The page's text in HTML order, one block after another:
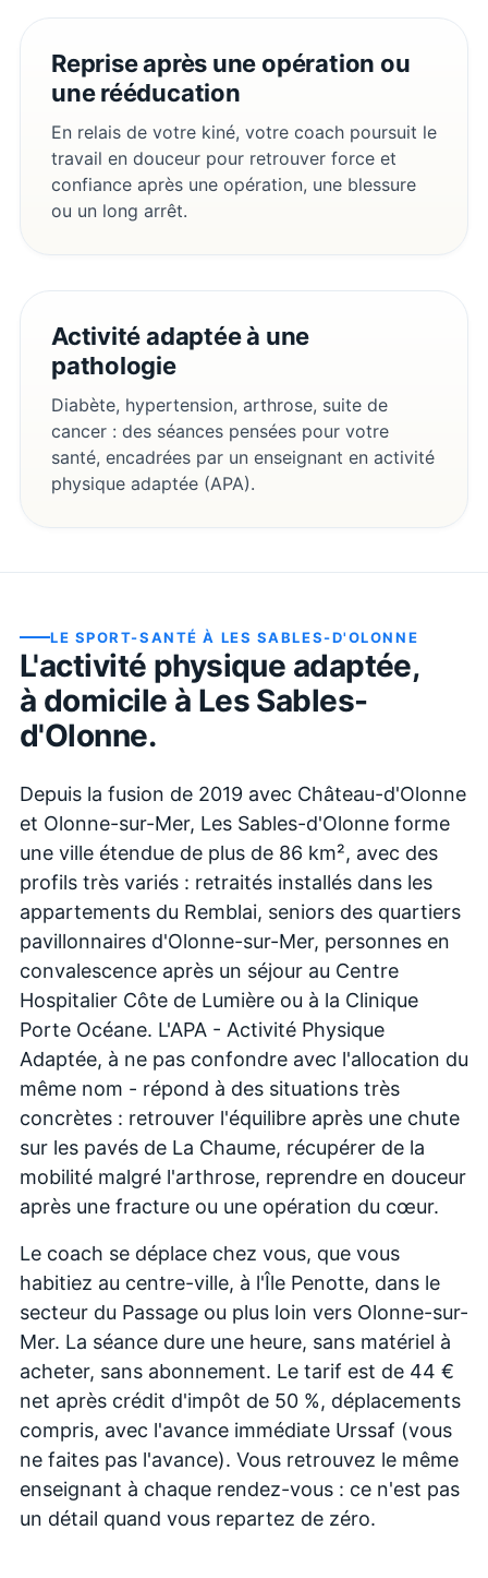
Reprise après une opération ou
une rééducation
En relais de votre kiné, votre coach poursuit le
travail en douceur pour retrouver force et
confiance après une opération, une blessure
ou un long arrêt.
Activité adaptée à une
pathologie
Diabète, hypertension, arthrose, suite de
cancer : des séances pensées pour votre
santé, encadrées par un enseignant en activité
physique adaptée (APA).
LE SPORT-SANTÉ À LES SABLES-D'OLONNE
L'activité physique adaptée,
à domicile à Les Sables-
d'Olonne.
Depuis la fusion de 2019 avec Château-d'Olonne
et Olonne-sur-Mer, Les Sables-d'Olonne forme
une ville étendue de plus de 86 km², avec des
profils très variés : retraités installés dans les
appartements du Remblai, seniors des quartiers
pavillonnaires d'Olonne-sur-Mer, personnes en
convalescence après un séjour au Centre
Hospitalier Côte de Lumière ou à la Clinique
Porte Océane. L'APA - Activité Physique
Adaptée, à ne pas confondre avec l'allocation du
même nom - répond à des situations très
concrètes : retrouver l'équilibre après une chute
sur les pavés de La Chaume, récupérer de la
mobilité malgré l'arthrose, reprendre en douceur
après une fracture ou une opération du cœur.
Le coach se déplace chez vous, que vous
habitiez au centre-ville, à l'Île Penotte, dans le
secteur du Passage ou plus loin vers Olonne-sur-
Mer. La séance dure une heure, sans matériel à
acheter, sans abonnement. Le tarif est de 44 €
net après crédit d'impôt de 50 %, déplacements
compris, avec l'avance immédiate Urssaf (vous
ne faites pas l'avance). Vous retrouvez le même
enseignant à chaque rendez-vous : ce n'est pas
un détail quand vous repartez de zéro.